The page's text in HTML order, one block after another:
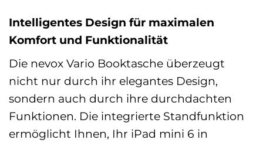
Intelligentes Design für maximalen
Komfort und Funktionalität
Die nevox Vario Booktasche überzeugt
nicht nur durch ihr elegantes Design,
sondern auch durch ihre durchdachten
Funktionen. Die integrierte Standfunktion
ermöglicht Ihnen, Ihr iPad mini 6 in